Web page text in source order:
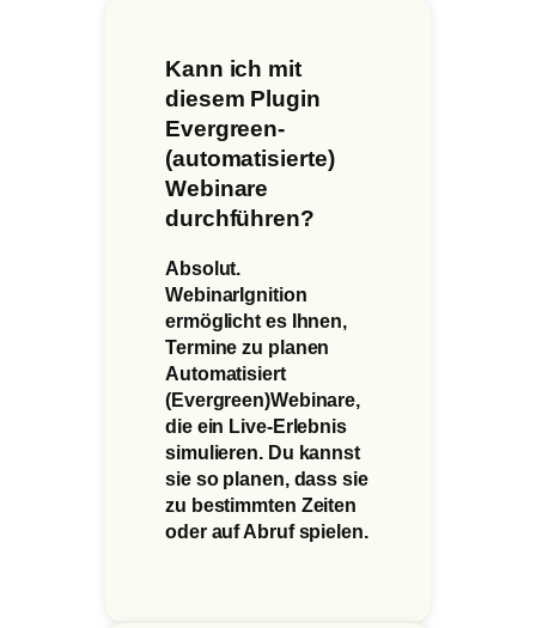
Kann ich mit
diesem Plugin
Evergreen-
(automatisierte)
Webinare
durchführen?
Absolut.
WebinarIgnition
ermöglicht es Ihnen,
Termine zu planen
Automatisiert
(Evergreen)Webinare,
die ein Live-Erlebnis
simulieren. Du kannst
sie so planen, dass sie
zu bestimmten Zeiten
oder auf Abruf spielen.